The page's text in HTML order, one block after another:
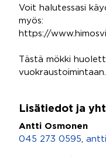
Voit halutessasi
myös:
https://
Tästä mökki
vuokraustoimintaan.
Lisätiedot ja
Antti Osmonen
045 273 0595